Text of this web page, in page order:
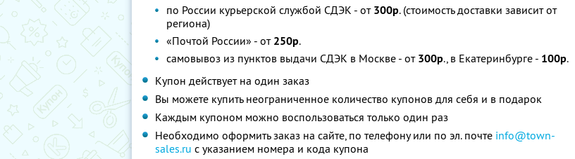
по России курьерской службой СДЭК - от 300р. (стоимость доставки зависит от
региона)
«Почтой России» - от 250р.
самовывоз из пунктов выдачи СДЭК в Москве - от 300р., в Екатеринбурге - 100р.
Купон действует на один заказ
Вы можете купить неограниченное количество купонов для себя и в подарок
Каждым купоном можно воспользоваться только один раз
Необходимо оформить заказ на сайте, по телефону или по эл. почте info@town-
sales.ru с указанием номера и кода купона